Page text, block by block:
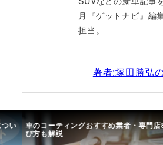
月『ゲットナビ』編
担当。
著者:塚田勝弘
い 車のコーティングおすすめ業者・専門
び方も解説